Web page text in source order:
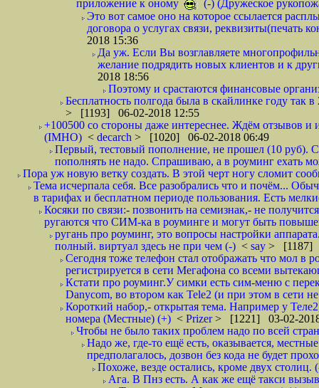
приложение к оному
(-) (Дружеское
Это вот самое оно на которое ссылается
договора о услугах связи, реквизиты(печать
2018 15:36
Да уж. Если Вы возглавляете
желание подрядить новых клиентов и к
2018 18:56
Поэтому и срастаются финансовые
Бесплатность полгода была в скайлинке году
> [1193] 06-02-2018 12:55
+100500 со стороны даже интереснее. Ждём отзывов и
(IMHO) < decarch > [1020] 06-02-2018 06:49
Первый, тестовый пополнение, не прошел (10 руб).
пополнять не надо. Спрашиваю, а в роуминг ехать
Пора уж новую ветку создать. В этой черт ногу сломит
Тема исчерпала себя. Все разобрались что и почём...
в тарифах и бесплатном периоде пользования. Есть
Косяки по связи:- позвонить на семизнак,- не
ругаются что СИМ-ка в роуминге и могут быть
ругань про роуминг, это вопросы настройки
полный. виртуал здесь не при чем (-) < say > [1187]
Сегодня тоже телефон стал отображать что мол в
регистрируется в сети Мегафона со всеми
Кстати про роуминг.У симки есть сим-меню с
Danycom, во втором как Tele2 (и при этом в сети
Короткий набор,- открытая тема. Например у
номера (Местные) (+) < Prizer> [1221] 03-02-
Чтобы не было таких проблем надо по всей
Надо же, где-то ещё есть, оказывается,
предполагалось, дозвон без кода не будет
Похоже, везде остались, кроме двух
Ага. В Пнз есть. А как же ещё такси